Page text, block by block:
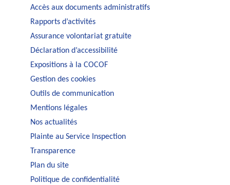
Accès aux documents administratifs
Rapports d’activités
Assurance volontariat gratuite
Déclaration d’accessibilité
Expositions à la COCOF
Gestion des cookies
Outils de communication
Mentions légales
Nos actualités
Plainte au Service Inspection
Transparence
Plan du site
Politique de confidentialité